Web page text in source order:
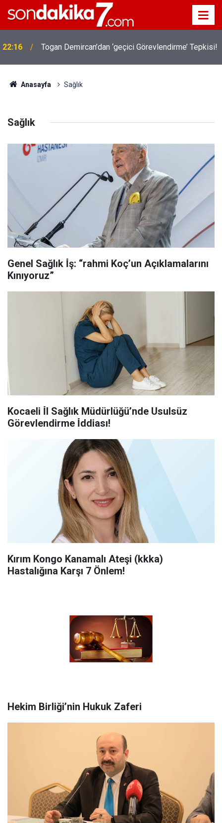
19:32
Sıcak Havalarda Ödem Şikayetini Hafife Almayın!
Anasayfa Sağlık
Sağlık
Genel Sağlık İ̇ş: “rahmi Koç’un Açıklamalarını
Kınıyoruz”
Kocaeli İ̇l Sağlık Müdürlüğü’nde Usulsüz
Görevlendirme İ̇ddiası!
Kırım Kongo Kanamalı Ateşi (kkka)
Hastalığına Karşı 7 Önlem!
Hekim Birliği’nin Hukuk Zaferi